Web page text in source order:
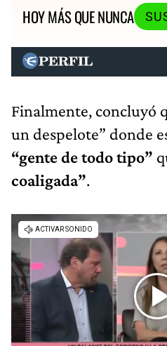
HOY MÁS QUE NUNCA
Finalmente, concluyó
un despelote” donde
“gente de todo tipo”
coaligada”.